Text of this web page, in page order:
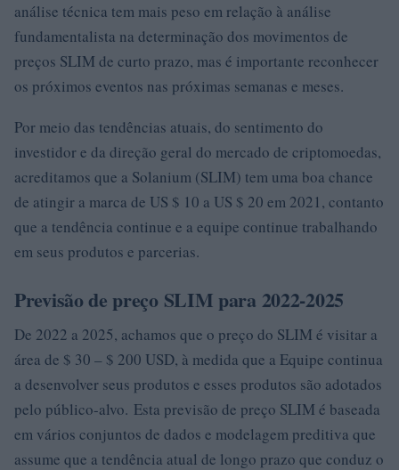
análise técnica tem mais peso em relação à análise
fundamentalista na determinação dos movimentos de
preços SLIM de curto prazo, mas é importante reconhecer
os próximos eventos nas próximas semanas e meses.
Por meio das tendências atuais, do sentimento do
investidor e da direção geral do mercado de criptomoedas,
acreditamos que a Solanium (SLIM) tem uma boa chance
de atingir a marca de US $ 10 a US $ 20 em 2021, contanto
que a tendência continue e a equipe continue trabalhando
em seus produtos e parcerias.
Previsão de preço SLIM para 2022-2025
De 2022 a 2025, achamos que o preço do SLIM é visitar a
área de $ 30 – $ 200 USD, à medida que a Equipe continua
a desenvolver seus produtos e esses produtos são adotados
pelo público-alvo. Esta previsão de preço SLIM é baseada
em vários conjuntos de dados e modelagem preditiva que
assume que a tendência atual de longo prazo que conduz o